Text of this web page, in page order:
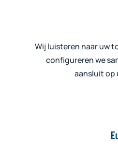
Wij luisteren naar uw
configureren we
aansluit op